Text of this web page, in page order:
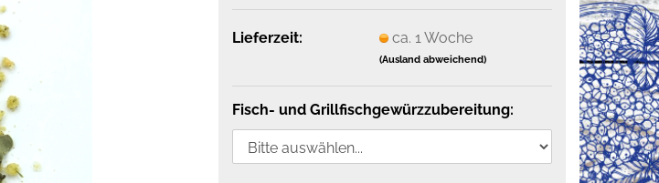
Lieferzeit: ca. 1 Woche
(Ausland abweichend)
Fisch- und Grillfischgewürzzubereitung: